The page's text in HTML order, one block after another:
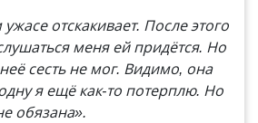
отскакивает. После этого
меня ей придётся. Но
сесть не мог. Видимо, она
я ещё как-то потерплю. Но
обязана».